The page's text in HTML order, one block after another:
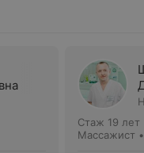
Стаж 19 лет
Массажист